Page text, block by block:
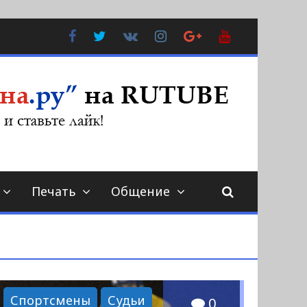
FacebookTwitter
Контакте
Instagram
Google
Plus
Печать Общение
Спортсмены Судьи 0